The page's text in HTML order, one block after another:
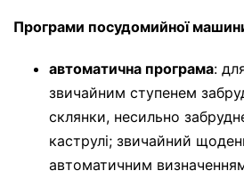
Програми посудомийної
автоматична програма:
звичайним ступенем
склянки, несильно
каструлі; звичайний
автоматичним